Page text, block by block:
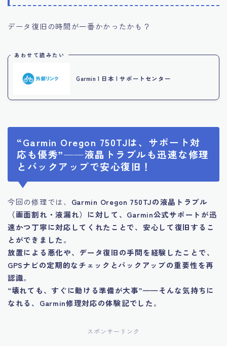
データ復旧の時間が一番かかったかも？
あわせて読みたい
Garmin | 日本 | サポートセンター
“Garmin Oregon 750TJは、サポート対
応も優秀”——液晶トラブルも迅速な修理
とバックアップで安心復旧！
今回の修理では、 Garmin Oregon 750TJの液晶トラブル
（画面割れ・液漏れ）に対して、Garmin公式サポートが迅
速かつ丁寧に対応してくれたことで、安心して復旧するこ
とができました。
放置による悪化や、データ復旧の手間を経験したことで、
GPSナビの定期的なチェックとバックアップの重要性を再
認識。
“壊れても、すぐに動ける準備が大事”——そんな気持ちに
なれる、Garmin修理対応の体験記でした。
スポンサーリンク